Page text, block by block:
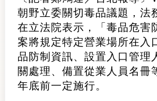
朝野立委關切毒品議題，法
在立法院表示，「毒品危害
案將規定特定營業場所在入
品防制資訊、設置入口管理
關處理、備置從業人員名冊
年底前一定施行。